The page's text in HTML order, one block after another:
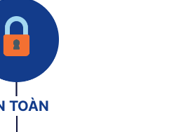
TOÀN